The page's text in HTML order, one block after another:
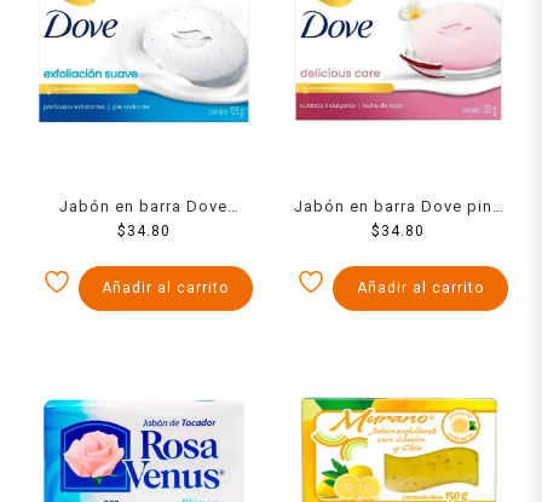
Jabón en barra Dove
exfoliación suave 135 g
$ 34.80
Añadir al carrito
Jabón en barra Dove pink
135 g
$ 34.80
Añadir al carrito